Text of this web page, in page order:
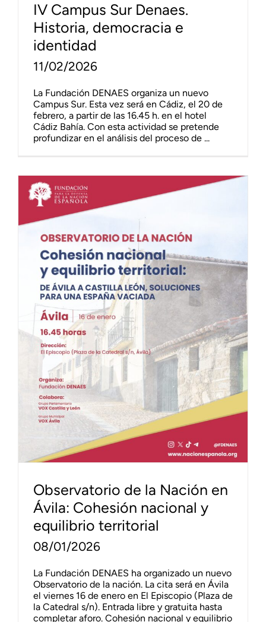
IV Campus Sur Denaes.
Historia, democracia e
identidad
11/02/2026
La Fundación DENAES organiza un nuevo
Campus Sur. Esta vez será en Cádiz, el 20 de
febrero, a partir de las 16.45 h. en el hotel
Cádiz Bahía. Con esta actividad se pretende
profundizar en el análisis del proceso de ...
Observatorio de la Nación en
Ávila: Cohesión nacional y
equilibrio territorial
08/01/2026
La Fundación DENAES ha organizado un nuevo
Observatorio de la nación. La cita será en Ávila
el viernes 16 de enero en El Episcopio (Plaza de
la Catedral s/n). Entrada libre y gratuita hasta
completar aforo. Cohesión nacional y equilibrio